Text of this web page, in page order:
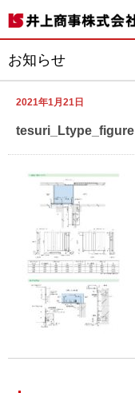
お知らせ
2021年1月21日
tesuri_Ltype_figure